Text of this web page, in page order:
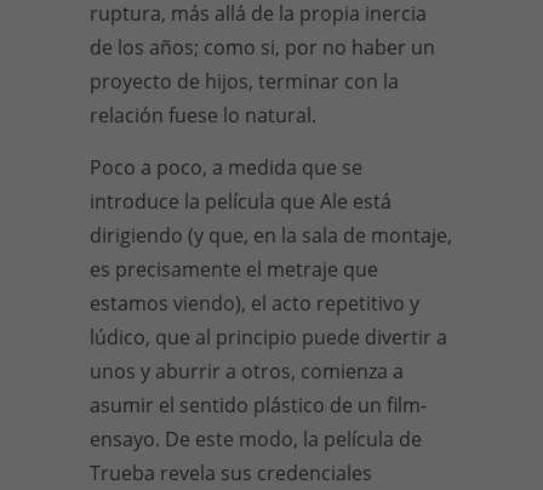
ruptura, más allá de la propia inercia
de los años; como si, por no haber un
proyecto de hijos, terminar con la
relación fuese lo natural.
Poco a poco, a medida que se
introduce la película que Ale está
dirigiendo (y que, en la sala de montaje,
es precisamente el metraje que
estamos viendo), el acto repetitivo y
lúdico, que al principio puede divertir a
unos y aburrir a otros, comienza a
asumir el sentido plástico de un film-
ensayo. De este modo, la película de
Trueba revela sus credenciales